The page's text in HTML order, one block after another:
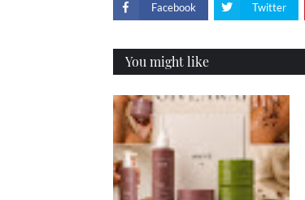
Facebook Twitter
You might like